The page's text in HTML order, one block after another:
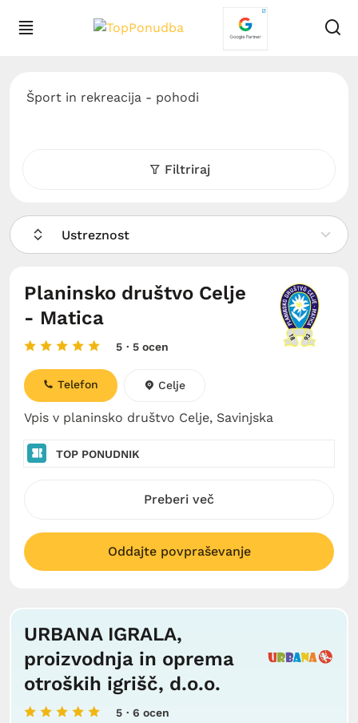
Šport in rekreacija - pohodi
Filtriraj
Ustreznost
Planinsko društvo Celje
- Matica
5 · 5 ocen
Vpis v planinsko društvo Celje, Savinjska
Telefon Celje
TOP PONUDNIK
Preberi več
Oddajte povpraševanje
URBANA IGRALA,
proizvodnja in oprema
otroških igrišč, d.o.o.
5 · 6 ocen